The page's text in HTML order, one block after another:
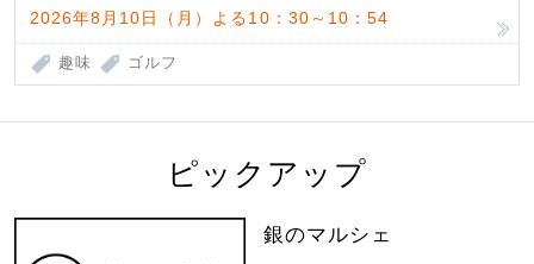
2026年8月10日（月）よる10：30～10：54
趣味 ゴルフ
ピックアップ
銀のマルシェ